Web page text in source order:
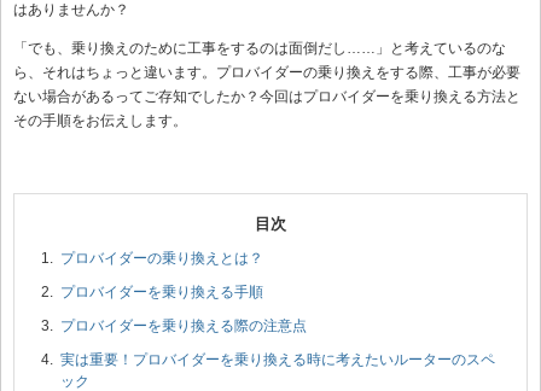
はありませんか？
「でも、乗り換えのために工事をするのは面倒だし……」と考えているのな
ら、それはちょっと違います。プロバイダーの乗り換えをする際、工事が必要
ない場合があるってご存知でしたか？今回はプロバイダーを乗り換える方法と
その手順をお伝えします。
プロバイダーの乗り換えとは？
プロバイダーを乗り換える手順
プロバイダーを乗り換える際の注意点
実は重要！プロバイダーを乗り換える時に考えたいルーターのスペ
ック